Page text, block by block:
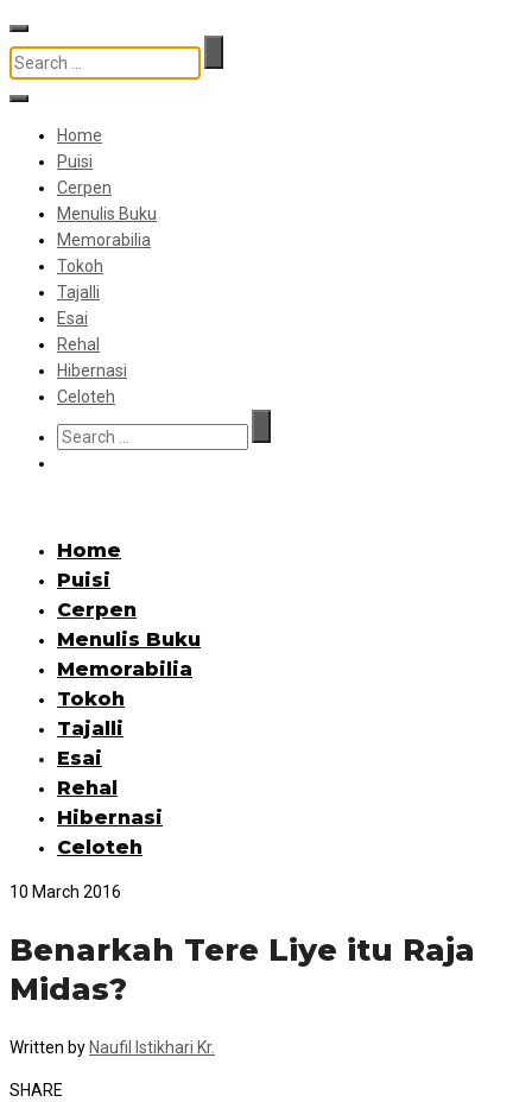
Home
Puisi
Cerpen
Menulis Buku
Memorabilia
Tokoh
Tajalli
Esai
Rehal
Hibernasi
Celoteh
Home
Puisi
Cerpen
Menulis Buku
Memorabilia
Tokoh
Tajalli
Esai
Rehal
Hibernasi
Celoteh
10 March 2016
Benarkah Tere Liye itu Raja
Midas?
Written by Naufil Istikhari Kr.
SHARE